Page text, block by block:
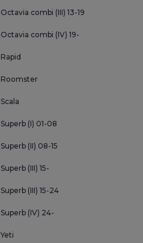
Octavia combi (III) 13-19
Octavia combi (IV) 19-
Rapid
Roomster
Scala
Superb (I) 01-08
Superb (II) 08-15
Superb (III) 15-
Superb (III) 15-24
Superb (IV) 24-
Yeti